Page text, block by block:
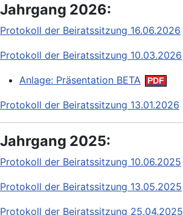
Jahrgang 2026:
Protokoll der Beiratssitzung 16.06.2026
Protokoll der Beiratssitzung 10.03.2026
Anlage: Präsentation BETA
Protokoll der Beiratssitzung 13.01.2026
Jahrgang 2025:
Protokoll der Beiratssitzung 10.06.2025
Protokoll der Beiratssitzung 13.05.2025
Protokoll der Beiratssitzung 25.04.2025